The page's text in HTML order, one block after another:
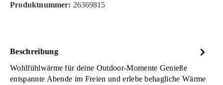
Produktnummer: 26369815
Beschreibung
Wohlfühlwärme für deine Outdoor-Momente Genieße
entspannte Abende im Freien und erlebe behagliche Wärme